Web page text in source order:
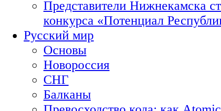
Представители Нижнекамска
конкурса «Потенциал
Русский мир
Основы
Новороссия
СНГ
Балканы